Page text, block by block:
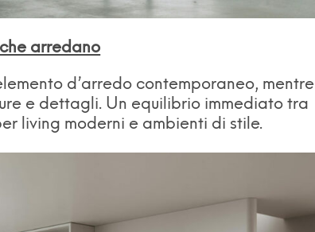
arredano
d’arredo contemporaneo, mentre
e dettagli. Un equilibrio immediato tra
living moderni e ambienti di stile.